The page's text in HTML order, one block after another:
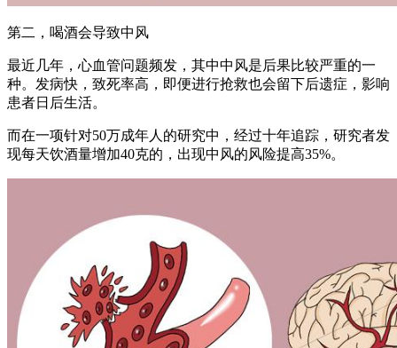
第二，喝酒会导致中风
最近几年，心血管问题频发，其中中风是后果比较严重的一
种。发病快，致死率高，即便进行抢救也会留下后遗症，影响
患者日后生活。
而在一项针对50万成年人的研究中，经过十年追踪，研究者发
现每天饮酒量增加40克的，出现中风的风险提高35%。